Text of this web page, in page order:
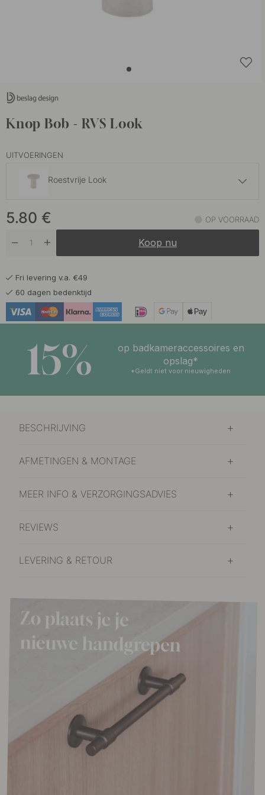
Knop Bob - RVS Look
UITVOERINGEN
Roestvrije Look
Geborsteld Messing Op voorraad
Op voorraad
Vernikkeld
5.80 € OP VOORRAAD
Koop nu
Fri levering v.a. €49
60 dagen bedenktijd
15%
op badkameraccessoires en
opslag*
*Geldt niet voor nieuwigheden
BESCHRIJVING
AFMETINGEN & MONTAGE
MEER INFO & VERZORGINGSADVIES
REVIEWS
LEVERING & RETOUR